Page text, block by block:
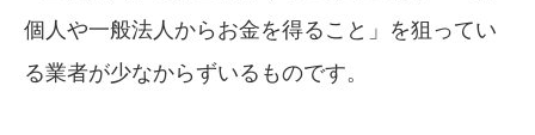
個人や一般法人からお金を得ること」を狙ってい
る業者が少なからずいるものです。